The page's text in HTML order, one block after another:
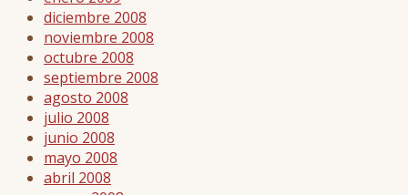
diciembre 2008
noviembre 2008
octubre 2008
septiembre 2008
agosto 2008
julio 2008
junio 2008
mayo 2008
abril 2008